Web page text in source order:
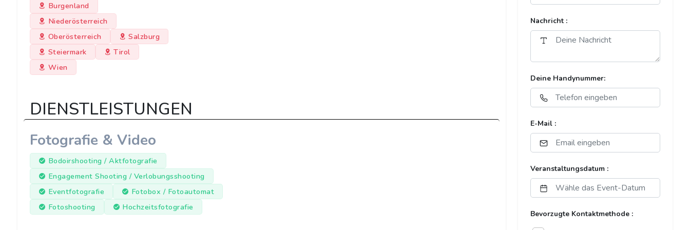
Burgenland
Niederösterreich
Oberösterreich
Salzburg
Steiermark
Tirol
Wien
DIENSTLEISTUNGEN
Fotografie & Video
Bodoirshooting / Aktfotografie
Engagement Shooting / Verlobungsshooting
Eventfotografie
Fotobox / Fotoautomat
Fotoshooting
Hochzeitsfotografie
Nachricht :
Deine Handynummer:
E-Mail :
Veranstaltungsdatum :
Bevorzugte Kontaktmethode :